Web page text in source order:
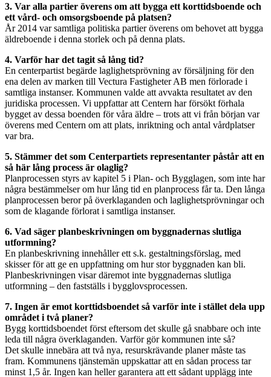
3. Var alla partier överens om att bygga ett korttidsboende och
ett vård- och omsorgsboende på platsen?
År 2014 var samtliga politiska partier överens om behovet att bygga
äldreboende i denna storlek och på denna plats.
4. Varför har det tagit så lång tid?
En centerpartist begärde laglighetsprövning av försäljning för den
ena delen av marken till Vectura Fastigheter AB men förlorade i
samtliga instanser. Kommunen valde att avvakta resultatet av den
juridiska processen. Vi uppfattar att Centern har försökt förhala
bygget av dessa boenden för våra äldre – trots att vi från början var
överens med Centern om att plats, inriktning och antal vårdplatser
var bra.
5. Stämmer det som Centerpartiets representanter påstår att en
så här lång process är olaglig?
Planprocessen styrs av kapitel 5 i Plan- och Bygglagen, som inte har
några bestämmelser om hur lång tid en planprocess får ta. Den långa
planprocessen beror på överklaganden och laglighetsprövningar och
som de klagande förlorat i samtliga instanser.
6. Vad säger planbeskrivningen om byggnadernas slutliga
utformning?
En planbeskrivning innehåller ett s.k. gestaltningsförslag, med
skisser för att ge en uppfattning om hur stor byggnaden kan bli.
Planbeskrivningen visar däremot inte byggnadernas slutliga
utformning – den fastställs i bygglovsprocessen.
7. Ingen är emot korttidsboendet så varför inte i stället dela upp
området i två planer?
Bygg korttidsboendet först eftersom det skulle gå snabbare och inte
leda till några överklaganden. Varför gör kommunen inte så?
Det skulle innebära att två nya, resurskrävande planer måste tas
fram. Kommunens tjänstemän uppskattar att en sådan process tar
minst 1,5 år. Ingen kan heller garantera att ett sådant upplägg inte